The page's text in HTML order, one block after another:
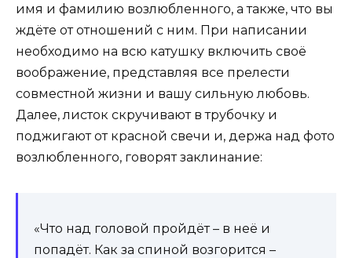
имя и фамилию возлюбленного, а также, что вы
ждёте от отношений с ним. При написании
необходимо на всю катушку включить своё
воображение, представляя все прелести
совместной жизни и вашу сильную любовь.
Далее, листок скручивают в трубочку и
поджигают от красной свечи и, держа над фото
возлюбленного, говорят заклинание:
«Что над головой пройдёт – в неё и
попадёт. Как за спиной возгорится –